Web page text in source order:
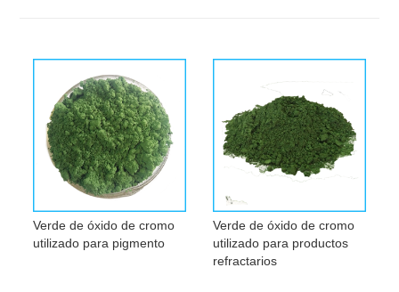
Verde de óxido de cromo
utilizado para pigmento
Verde de óxido de cromo
utilizado para productos
refractarios